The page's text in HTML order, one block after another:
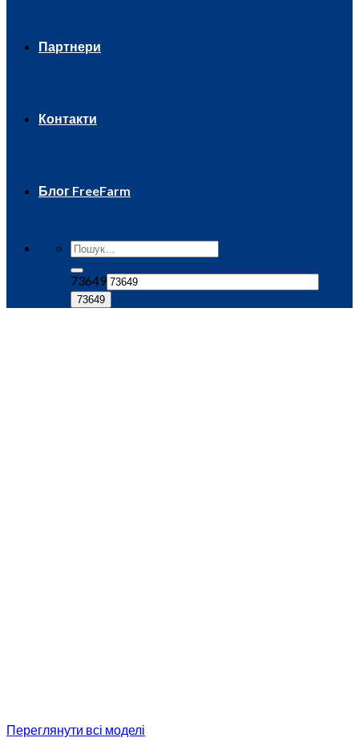
Партнери
Контакти
Блог FreeFarm
73649
Переглянути всі моделі